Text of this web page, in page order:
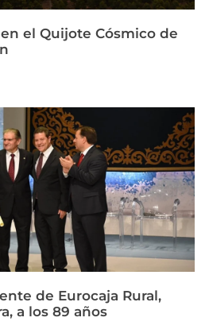
el Quijote Cósmico de
de Eurocaja Rural,
a los 89 años